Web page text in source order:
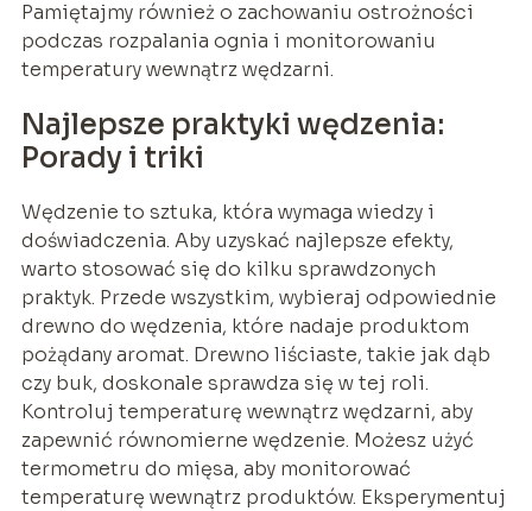
Pamiętajmy również o zachowaniu ostrożności
podczas rozpalania ognia i monitorowaniu
temperatury wewnątrz wędzarni.
Najlepsze praktyki wędzenia:
Porady i triki
Wędzenie to sztuka, która wymaga wiedzy i
doświadczenia. Aby uzyskać najlepsze efekty,
warto stosować się do kilku sprawdzonych
praktyk. Przede wszystkim, wybieraj odpowiednie
drewno do wędzenia, które nadaje produktom
pożądany aromat. Drewno liściaste, takie jak dąb
czy buk, doskonale sprawdza się w tej roli.
Kontroluj temperaturę wewnątrz wędzarni, aby
zapewnić równomierne wędzenie. Możesz użyć
termometru do mięsa, aby monitorować
temperaturę wewnątrz produktów. Eksperymentuj